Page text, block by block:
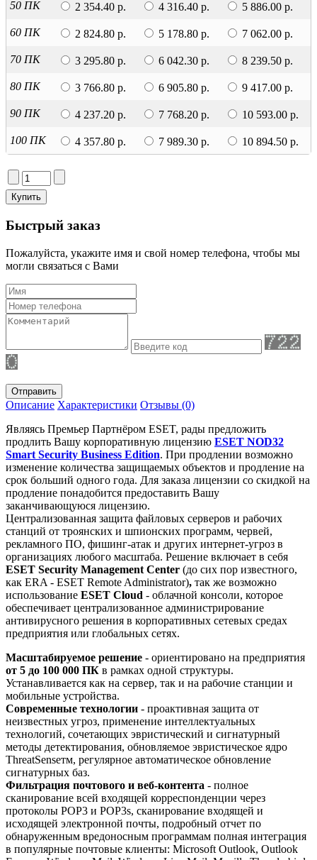
50 ПК 2 354.40 р. 4 316.40 р. 5 886.00 р.
60 ПК 2 824.80 р. 5 178.80 р. 7 062.00 р.
70 ПК 3 295.80 р. 6 042.30 р. 8 239.50 р.
80 ПК 3 766.80 р. 6 905.80 р. 9 417.00 р.
90 ПК 4 237.20 р. 7 768.20 р. 10 593.00 р.
100 ПК 4 357.80 р. 7 989.30 р. 10 894.50 р.
Быстрый заказ
Пожалуйста, укажите имя и свой номер телефона, чтобы мы
могли связаться с Вами
Отправить
Описание Характеристики Отзывы (0)
Являясь Премьер Партнёром ESET, рады предложить
продлить Вашу корпоративную лицензию ESET NOD32
Smart Security Business Edition. При продлении возможно
изменение количества защищаемых объектов и продление на
срок больший одного года. Для заказа лицензии со скидкой на
продление понадобится предоставить Вашу
заканчивающуюся лицензию.
Централизованная защита файловых серверов и рабочих
станций от троянских и шпионских программ, червей,
рекламного ПО, фишинг-атак и других интернет-угроз в
организациях любого масштаба. Решение включает в себя
ESET Security Management Center (до сих пор известного,
как ERA - ESET Remote Administrator), так же возможно
использование ESET Cloud - облачной консоли, которое
обеспечивает централизованное администрирование
антивирусного решения в корпоративных сетевых средах
предприятия или глобальных сетях.
Масштабируемое решение - ориентировано на предприятия
от 5 до 100 000 ПК в рамках одной структуры.
Устанавливается как на сервер, так и на рабочие станции и
мобильные устройства.
Современные технологии - проактивная защита от
неизвестных угроз, применение интеллектуальных
технологий, сочетающих эвристический и сигнатурный
методы детектирования, обновляемое эвристическое ядро
ThreatSenseтм, регулярное автоматическое обновление
сигнатурных баз.
Фильтрация почтового и веб-контента - полное
сканирование всей входящей корреспонденции через
протоколы POP3 и POP3s, сканирование входящей и
исходящей электронной почты, подробный отчет по
обнаруженным вредоносным программам полная интеграция
в популярные почтовые клиенты: Microsoft Outlook, Outlook